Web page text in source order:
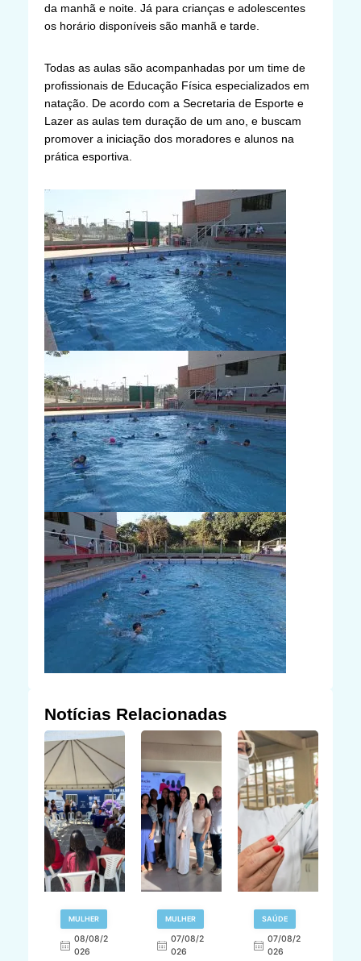
da manhã e noite. Já para crianças e adolescentes
os horário disponíveis são manhã e tarde.
Todas as aulas são acompanhadas por um time de
profissionais de Educação Física especializados em
natação. De acordo com a Secretaria de Esporte e
Lazer as aulas tem duração de um ano, e buscam
promover a iniciação dos moradores e alunos na
prática esportiva.
Notícias Relacionadas
MULHER
08/08/2
026
MULHER
07/08/2
026
SAÚDE
07/08/2
026